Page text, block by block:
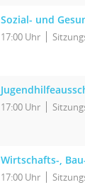
Sozial- und
17:00 Uhr
17:00 Uhr
Wirtschafts-,
17:00 Uhr